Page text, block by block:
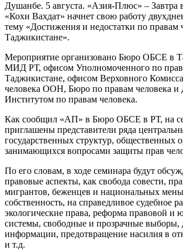
Душанбе. 5 августа. «Азия-Плюс» – Завтра
«Кохи Вахдат» начнет свою работу
тему «Достижения и недостатки по правам
Таджикистане».
Мероприятие организовано Бюро ОБСЕ в
МИД РТ, офисом Уполномоченного по
Таджикистане, офисом Верховного
человека ООН, Бюро по правам человека и
Институтом по правам человека.
Как сообщил «АП» в Бюро ОБСЕ в РТ, на
приглашены представители ряда
государственных структур, общественных
занимающихся вопросами защиты прав
По его словам, в ходе семинара будут
правовые аспекты, как свобода совести,
мигрантов, беженцев и национальных
собственность, на справедливое судебное
экологические права, реформа правовой и
системы, свободные и прозрачные выборы,
информации, предотвращение насилия в
и т.д.